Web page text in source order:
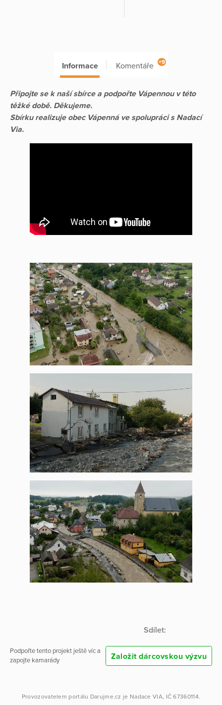
Informace Komentáře +9
Připojte se k naší sbírce a podpořte Vápennou v této
těžké době. Děkujeme.
Sbírku realizuje obec Vápenná ve spolupráci s Nadací
Via.
Sdílet:
Podpořte tento projekt ještě víc a
zapojte kamarády
Založit dárcovskou výzvu
Provozovatelem portálu Darujme.cz je Nadace VIA, IČ 67360114.